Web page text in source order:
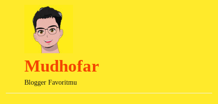
Mudhofar
Blogger Favoritmu